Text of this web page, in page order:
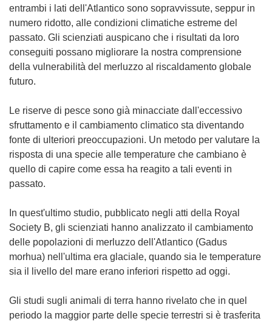
entrambi i lati dell'Atlantico sono sopravvissute, seppur in
numero ridotto, alle condizioni climatiche estreme del
passato. Gli scienziati auspicano che i risultati da loro
conseguiti possano migliorare la nostra comprensione
della vulnerabilità del merluzzo al riscaldamento globale
futuro.
Le riserve di pesce sono già minacciate dall'eccessivo
sfruttamento e il cambiamento climatico sta diventando
fonte di ulteriori preoccupazioni. Un metodo per valutare la
risposta di una specie alle temperature che cambiano è
quello di capire come essa ha reagito a tali eventi in
passato.
In quest'ultimo studio, pubblicato negli atti della Royal
Society B, gli scienziati hanno analizzato il cambiamento
delle popolazioni di merluzzo dell'Atlantico (Gadus
morhua) nell'ultima era glaciale, quando sia le temperature
sia il livello del mare erano inferiori rispetto ad oggi.
Gli studi sugli animali di terra hanno rivelato che in quel
periodo la maggior parte delle specie terrestri si è trasferita